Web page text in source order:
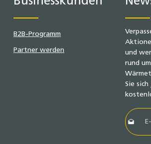
B2B-Programm
Partner werden
und
rund
Sie
E-Mail-